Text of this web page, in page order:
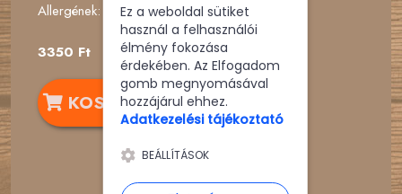
Allergének:
3350 Ft
KOSÁRBA
Ez a weboldal sütiket
használ a felhasználói
élmény fokozása
érdekében. Az Elfogadom
gomb megnyomásával
hozzájárul ehhez.
Adatkezelési tájékoztató
BEÁLLÍTÁSOK